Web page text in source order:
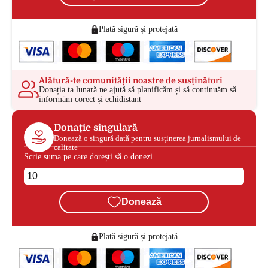
Plată sigură și protejată
Alătură-te comunității noastre de susținători
Donația ta lunară ne ajută să planificăm și să continuăm să
informăm corect și echidistant
Donație singulară
Donează o singură dată pentru susținerea jurnalismului de
calitate
Scrie suma pe care dorești să o donezi
Donează
Plată sigură și protejată